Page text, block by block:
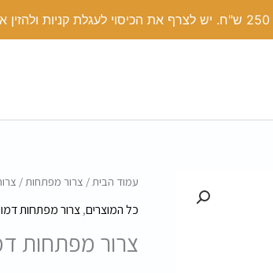
עמוד הבית/ צרור מפתחות/
כל המוצרים,צרור מפתחות
צרור מפתחות
כמות
של
מפתחות